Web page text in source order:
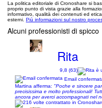
La politica editoriale di Cronoshare si
proprio punto di vista grazie alla
informativo, qualità dei contenuti ed
esterni. Più informazioni sul nostro
Alcuni professionisti di spicco
Rita
9,8 (63)
Email
Martina afferma: "Poche e sincere
precisissima e molto professionali!
ancora per averci accompagnati nel